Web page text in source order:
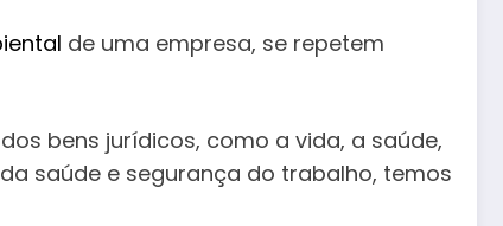
de uma empresa, se repetem
bens jurídicos, como a vida, a saúde,
saúde e segurança do trabalho, temos